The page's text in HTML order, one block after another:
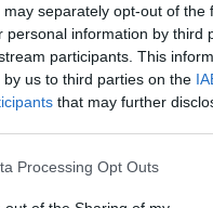
separately opt-out of the
personal information by third
participants. This
us to third parties on the
that may further
Processing Opt Outs
ΟΙΚΟΝΟΜΙΑ
δεύτερη πληρωμή των
Αγροτικής Εστίας
ΟΙΚΟΝΟΜΙΑ
η ενίσχυση της